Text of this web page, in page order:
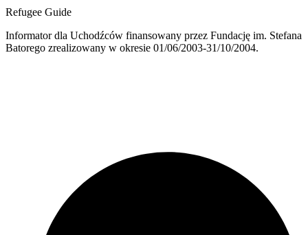
Refugee Guide
Informator dla Uchodźców finansowany przez Fundację im. Stefana
Batorego zrealizowany w okresie 01/06/2003-31/10/2004.